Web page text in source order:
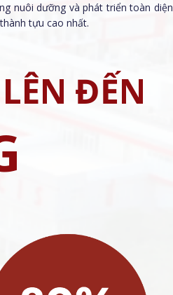
nuôi dưỡng và phát triển toàn diện
tựu cao nhất.
ĐẾN